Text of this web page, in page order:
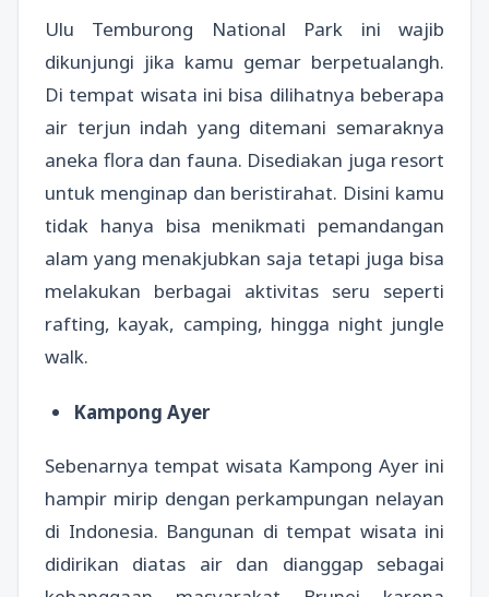
Ulu Temburong National Park ini wajib
dikunjungi jika kamu gemar berpetualangh.
Di tempat wisata ini bisa dilihatnya beberapa
air terjun indah yang ditemani semaraknya
aneka flora dan fauna. Disediakan juga resort
untuk menginap dan beristirahat. Disini kamu
tidak hanya bisa menikmati pemandangan
alam yang menakjubkan saja tetapi juga bisa
melakukan berbagai aktivitas seru seperti
rafting, kayak, camping, hingga night jungle
walk.
Kampong Ayer
Sebenarnya tempat wisata Kampong Ayer ini
hampir mirip dengan perkampungan nelayan
di Indonesia. Bangunan di tempat wisata ini
didirikan diatas air dan dianggap sebagai